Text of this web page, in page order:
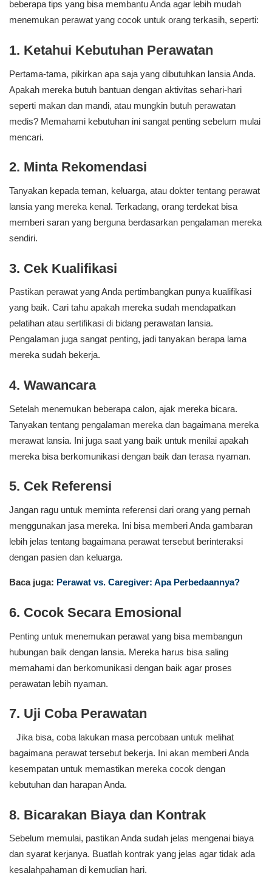
beberapa tips yang bisa membantu Anda agar lebih mudah
menemukan perawat yang cocok untuk orang terkasih, seperti:
1. Ketahui Kebutuhan Perawatan
Pertama-tama, pikirkan apa saja yang dibutuhkan lansia Anda.
Apakah mereka butuh bantuan dengan aktivitas sehari-hari
seperti makan dan mandi, atau mungkin butuh perawatan
medis? Memahami kebutuhan ini sangat penting sebelum mulai
mencari.
2. Minta Rekomendasi
Tanyakan kepada teman, keluarga, atau dokter tentang perawat
lansia yang mereka kenal. Terkadang, orang terdekat bisa
memberi saran yang berguna berdasarkan pengalaman mereka
sendiri.
3. Cek Kualifikasi
Pastikan perawat yang Anda pertimbangkan punya kualifikasi
yang baik. Cari tahu apakah mereka sudah mendapatkan
pelatihan atau sertifikasi di bidang perawatan lansia.
Pengalaman juga sangat penting, jadi tanyakan berapa lama
mereka sudah bekerja.
4. Wawancara
Setelah menemukan beberapa calon, ajak mereka bicara.
Tanyakan tentang pengalaman mereka dan bagaimana mereka
merawat lansia. Ini juga saat yang baik untuk menilai apakah
mereka bisa berkomunikasi dengan baik dan terasa nyaman.
5. Cek Referensi
Jangan ragu untuk meminta referensi dari orang yang pernah
menggunakan jasa mereka. Ini bisa memberi Anda gambaran
lebih jelas tentang bagaimana perawat tersebut berinteraksi
dengan pasien dan keluarga.
Baca juga: Perawat vs. Caregiver: Apa Perbedaannya?
6. Cocok Secara Emosional
Penting untuk menemukan perawat yang bisa membangun
hubungan baik dengan lansia. Mereka harus bisa saling
memahami dan berkomunikasi dengan baik agar proses
perawatan lebih nyaman.
7. Uji Coba Perawatan
Jika bisa, coba lakukan masa percobaan untuk melihat
bagaimana perawat tersebut bekerja. Ini akan memberi Anda
kesempatan untuk memastikan mereka cocok dengan
kebutuhan dan harapan Anda.
8. Bicarakan Biaya dan Kontrak
Sebelum memulai, pastikan Anda sudah jelas mengenai biaya
dan syarat kerjanya. Buatlah kontrak yang jelas agar tidak ada
kesalahpahaman di kemudian hari.